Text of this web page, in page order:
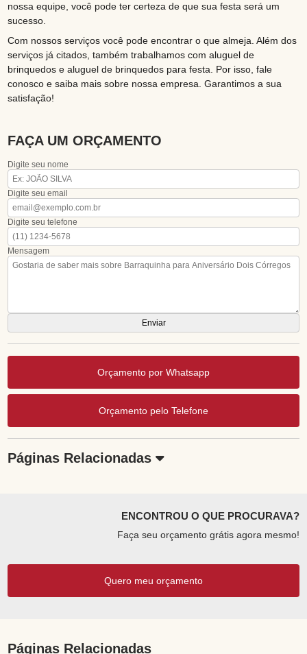
nossa equipe, você pode ter certeza de que sua festa será um
sucesso.
Com nossos serviços você pode encontrar o que almeja. Além dos
serviços já citados, também trabalhamos com aluguel de
brinquedos e aluguel de brinquedos para festa. Por isso, fale
conosco e saiba mais sobre nossa empresa. Garantimos a sua
satisfação!
FAÇA UM ORÇAMENTO
Digite seu nome
Digite seu email
Digite seu telefone
Mensagem
Orçamento por Whatsapp
Orçamento pelo Telefone
Páginas Relacionadas
ENCONTROU O QUE PROCURAVA?
Faça seu orçamento grátis agora mesmo!
Quero meu orçamento
Páginas Relacionadas